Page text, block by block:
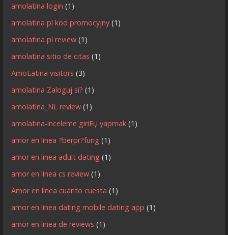
amolatina login (1)
amolatina pl kod promocyjny (1)
amolatina pl review (1)
amolatina sitio de citas (1)
AmoLatina visitors (3)
amolatina Zaloguj si? (1)
amolatina_NL review (1)
amolatina-inceleme giriЕџ yapmak (1)
amor en linea ?berpr?fung (1)
amor en linea adult dating (1)
amor en linea cs review (1)
Amor en linea cuanto cuesta (1)
amor en linea dating mobile dating app (1)
amor en linea de reviews (1)